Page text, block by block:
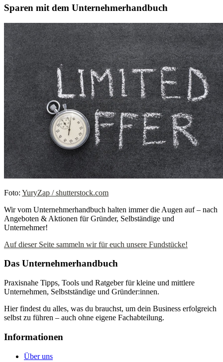
Sparen mit dem Unternehmerhandbuch
Foto: YuryZap / shutterstock.com
Wir vom Unternehmerhandbuch halten immer die Augen auf – nach
Angeboten & Aktionen für Gründer, Selbständige und
Unternehmer!
Auf dieser Seite sammeln wir für euch unsere Fundstücke!
Das Unternehmerhandbuch
Praxisnahe Tipps, Tools und Ratgeber für kleine und mittlere
Unternehmen, Selbstständige und Gründer:innen.
Hier findest du alles, was du brauchst, um dein Business erfolgreich
selbst zu führen – auch ohne eigene Fachabteilung.
Informationen
Über uns